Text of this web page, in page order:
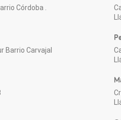
Córdoba .
Barrio Carvajal